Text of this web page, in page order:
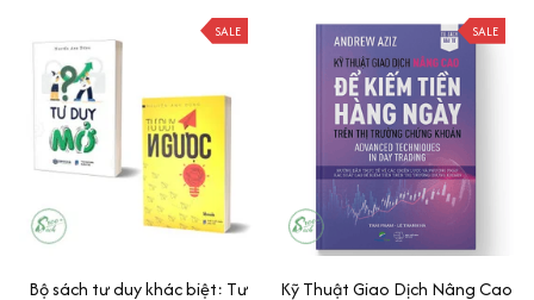
SALE
Bộ sách tư duy khác biệt: Tư
SALE
Kỹ Thuật Giao Dịch Nâng Cao